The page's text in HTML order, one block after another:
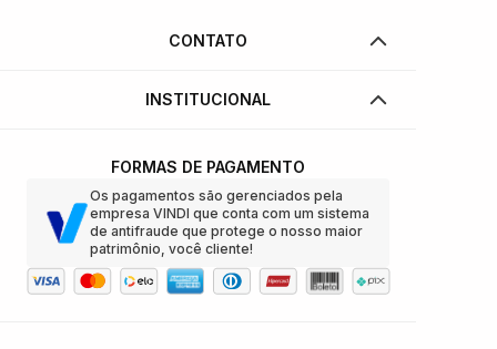
CONTATO
INSTITUCIONAL
FORMAS DE PAGAMENTO
Os pagamentos são gerenciados pela
empresa VINDI que conta com um sistema
de antifraude que protege o nosso maior
patrimônio, você cliente!